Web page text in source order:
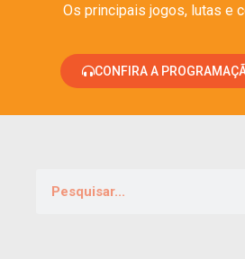
Os principais jogos, lutas e
CONFIRA A